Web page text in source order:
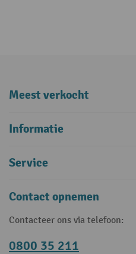
Meest verkocht
Informatie
Service
Contact opnemen
Contacteer ons via telefoon:
0800 35 211